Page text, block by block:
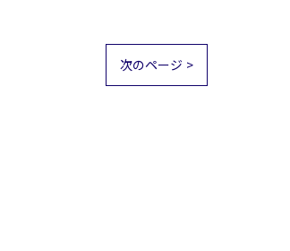
次のページ >